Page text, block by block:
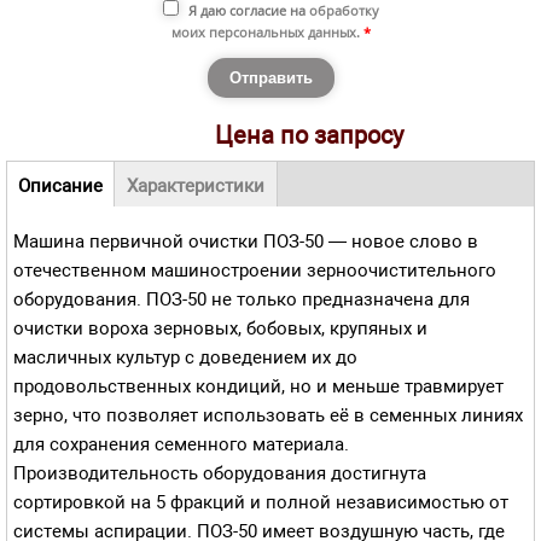
Я даю согласие на обработку
моих персональных данных. *
Цена по запросу
Навигационное меню
Описание
вкладка)
Характеристики
Машина первичной очистки ПОЗ-50 — новое слово в
отечественном машиностроении зерноочистительного
оборудования. ПОЗ-50 не только предназначена для
очистки вороха зерновых, бобовых, крупяных и
масличных культур с доведением их до
продовольственных кондиций, но и меньше травмирует
зерно, что позволяет использовать её в семенных линиях
для сохранения семенного материала.
Производительность оборудования достигнута
сортировкой на 5 фракций и полной независимостью от
системы аспирации. ПОЗ-50 имеет воздушную часть, где